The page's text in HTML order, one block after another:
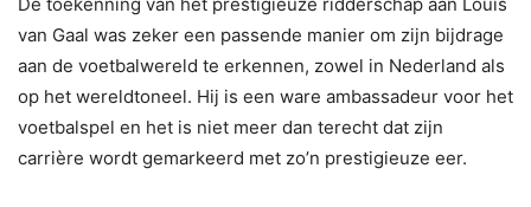
van Gaal was zeker een passende manier om zijn bijdrage
aan de voetbalwereld te erkennen, zowel in Nederland als
op het wereldtoneel. Hij is een ware ambassadeur voor het
voetbalspel en het is niet meer dan terecht dat zijn
carrière wordt gemarkeerd met zo’n prestigieuze eer.